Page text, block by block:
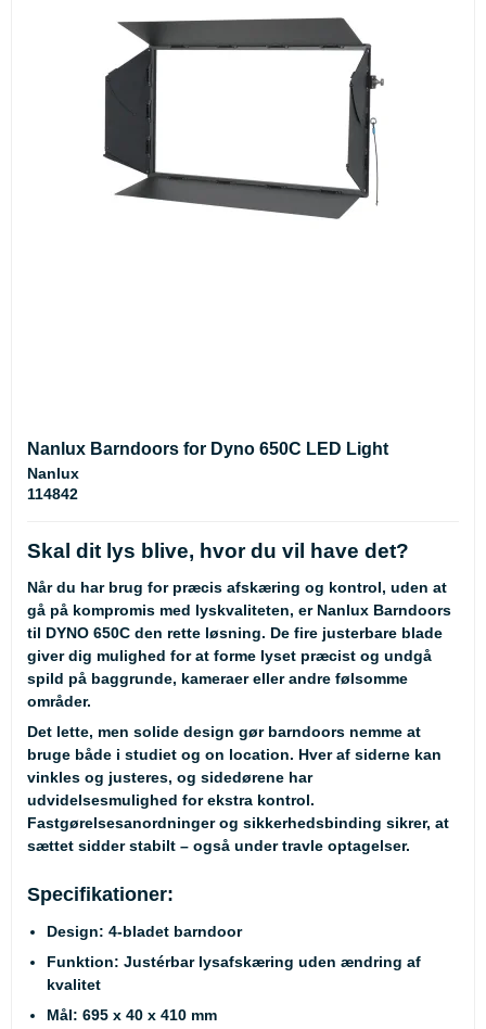
Nanlux Barndoors for Dyno 650C LED Light
Nanlux
114842
Skal dit lys blive, hvor du vil have det?
Når du har brug for præcis afskæring og kontrol, uden at
gå på kompromis med lyskvaliteten, er Nanlux Barndoors
til DYNO 650C den rette løsning. De fire justerbare blade
giver dig mulighed for at forme lyset præcist og undgå
spild på baggrunde, kameraer eller andre følsomme
områder.
Det lette, men solide design gør barndoors nemme at
bruge både i studiet og on location. Hver af siderne kan
vinkles og justeres, og sidedørene har
udvidelsesmulighed for ekstra kontrol.
Fastgørelsesanordninger og sikkerhedsbinding sikrer, at
sættet sidder stabilt – også under travle optagelser.
Specifikationer:
Design: 4-bladet barndoor
Funktion: Justérbar lysafskæring uden ændring af
kvalitet
Mål: 695 x 40 x 410 mm